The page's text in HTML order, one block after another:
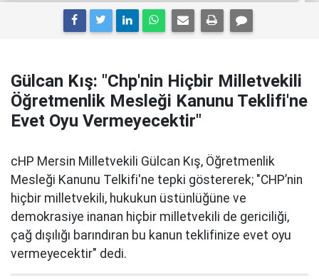
Gülcan Kış: "Chp'nin Hiçbir Milletvekili
Öğretmenlik Mesleği Kanunu Teklifi'ne
Evet Oyu Vermeyecektir"
cHP Mersin Milletvekili Gülcan Kış, Öğretmenlik
Mesleği Kanunu Telkifi'ne tepki göstererek; "CHP’nin
hiçbir milletvekili, hukukun üstünlüğüne ve
demokrasiye inanan hiçbir milletvekili de gericiliği,
çağ dışılığı barındıran bu kanun teklifinize evet oyu
vermeyecektir" dedi.